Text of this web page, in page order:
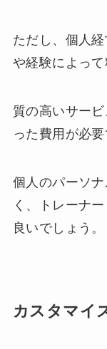
ただし、個人
や経験によって
質の高いサー
った費用が必要
個人のパーソ
く、トレーナ
良いでしょう。
カスタマイ